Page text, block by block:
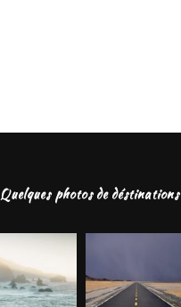
Quelques photos de déstinations